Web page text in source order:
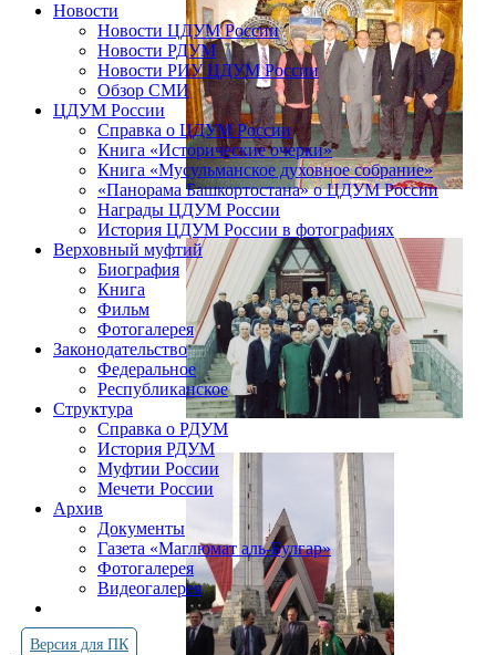
Новости
Новости ЦДУМ России
Новости РДУМ
Новости РИУ ЦДУМ России
Обзор СМИ
ЦДУМ России
Справка о ЦДУМ России
Книга «Исторические очерки»
Книга «Мусульманское духовное собрание»
«Панорама Башкортостана» о ЦДУМ России
Награды ЦДУМ России
История ЦДУМ России в фотографиях
Верховный муфтий
Биография
Книга
Фильм
Фотогалерея
Законодательство
Федеральное
Республиканское
Структура
Справка о РДУМ
История РДУМ
Муфтии России
Мечети России
Архив
Документы
Газета «Маглюмат аль-Булгар»
Фотогалерея
Видеогалерея
Версия для ПК